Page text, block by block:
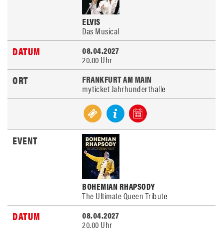
ELVIS
Das Musical
08.04.2027
20.00 Uhr
FRANKFURT AM MAIN
myticket Jahrhunderthalle
BOHEMIAN RHAPSODY
The Ultimate Queen Tribute
08.04.2027
20.00 Uhr